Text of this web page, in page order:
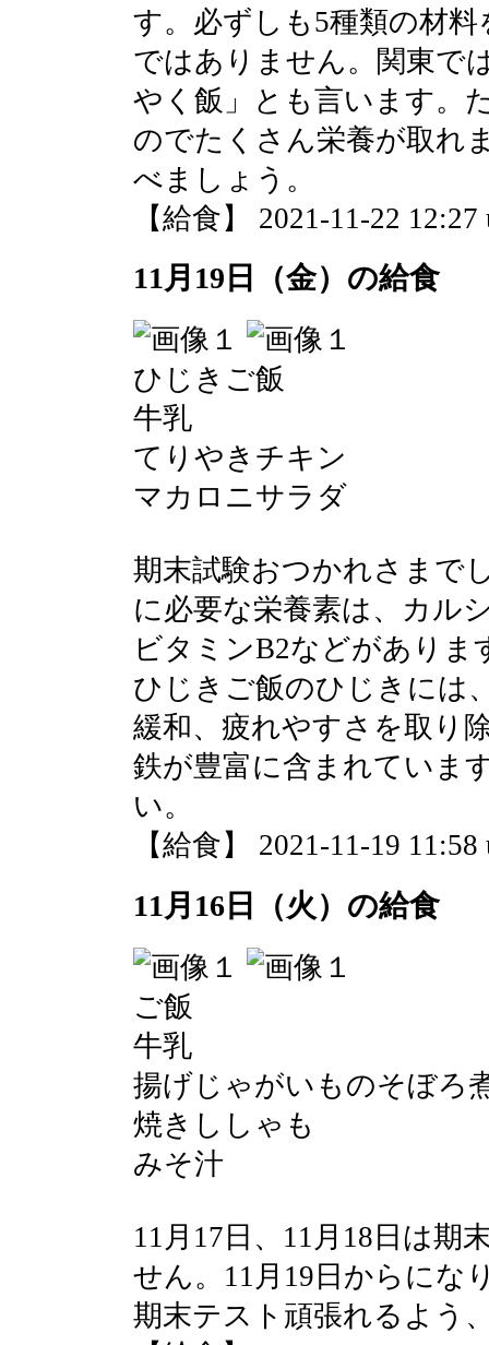
す。必ずしも5種類の材
ではありません。関東で
やく飯」とも言います。
のでたくさん栄養が取れ
べましょう。
【給食】 2021-11-22 12:27
11月19日（金）の給食
ひじきご飯
牛乳
てりやきチキン
マカロニサラダ
期末試験おつかれさまで
に必要な栄養素は、カル
ビタミンB2などがありま
ひじきご飯のひじきには
緩和、疲れやすさを取り
鉄が豊富に含まれていま
い。
【給食】 2021-11-19 11:58
11月16日（火）の給食
ご飯
牛乳
揚げじゃがいものそぼろ
焼きししゃも
みそ汁
11月17日、11月18日は期
せん。11月19日からにな
期末テスト頑張れるよう